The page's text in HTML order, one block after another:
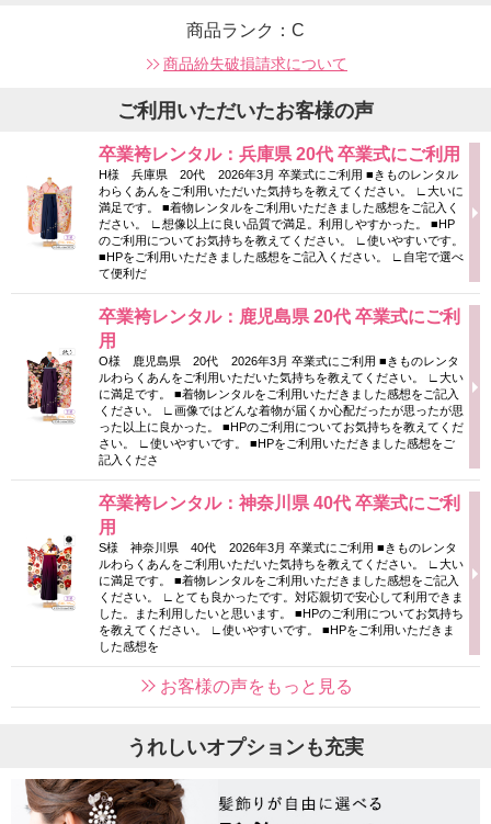
商品ランク：C
商品紛失破損請求について
ご利用いただいたお客様の声
卒業袴レンタル：兵庫県 20代 卒業式にご利用
H様 兵庫県 20代 2026年3月 卒業式にご利用 ■きものレンタル
わらくあんをご利用いただいた気持ちを教えてください。 ∟大いに
満足です。 ■着物レンタルをご利用いただきました感想をご記入く
ださい。 ∟想像以上に良い品質で満足。利用しやすかった。 ■HP
のご利用についてお気持ちを教えてください。 ∟使いやすいです。
■HPをご利用いただきました感想をご記入ください。 ∟自宅で選べ
て便利だ
卒業袴レンタル：鹿児島県 20代 卒業式にご利
用
O様 鹿児島県 20代 2026年3月 卒業式にご利用 ■きものレンタ
ルわらくあんをご利用いただいた気持ちを教えてください。 ∟大い
に満足です。 ■着物レンタルをご利用いただきました感想をご記入
ください。 ∟画像ではどんな着物が届くか心配だったが思ったが思
った以上に良かった。 ■HPのご利用についてお気持ちを教えてくだ
さい。 ∟使いやすいです。 ■HPをご利用いただきました感想をご
記入くださ
卒業袴レンタル：神奈川県 40代 卒業式にご利
用
S様 神奈川県 40代 2026年3月 卒業式にご利用 ■きものレンタ
ルわらくあんをご利用いただいた気持ちを教えてください。 ∟大い
に満足です。 ■着物レンタルをご利用いただきました感想をご記入
ください。 ∟とても良かったです。対応親切で安心して利用できま
した。また利用したいと思います。 ■HPのご利用についてお気持ち
を教えてください。 ∟使いやすいです。 ■HPをご利用いただきま
した感想を
お客様の声をもっと見る
うれしいオプションも充実